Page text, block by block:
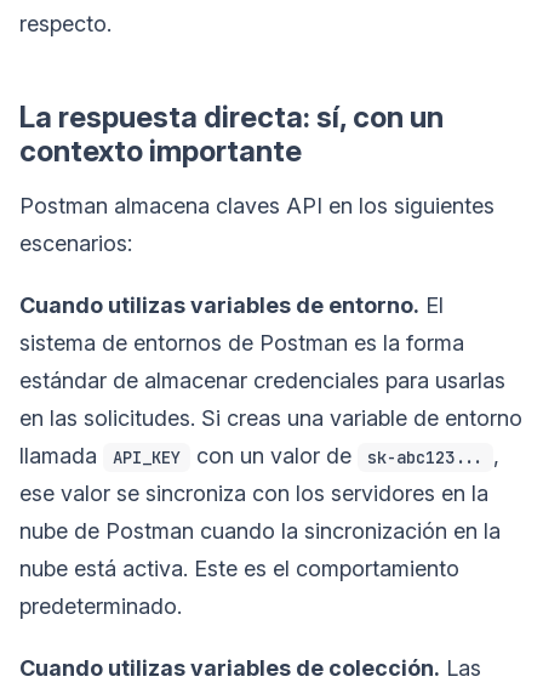
respecto.
La respuesta directa: sí, con un
contexto importante
Postman almacena claves API en los siguientes
escenarios:
Cuando utilizas variables de entorno. El
sistema de entornos de Postman es la forma
estándar de almacenar credenciales para usarlas
en las solicitudes. Si creas una variable de entorno
llamada
API_KEY con un valor de sk-abc123...
,
ese valor se sincroniza con los servidores en la
nube de Postman cuando la sincronización en la
nube está activa. Este es el comportamiento
predeterminado.
Cuando utilizas variables de colección. Las